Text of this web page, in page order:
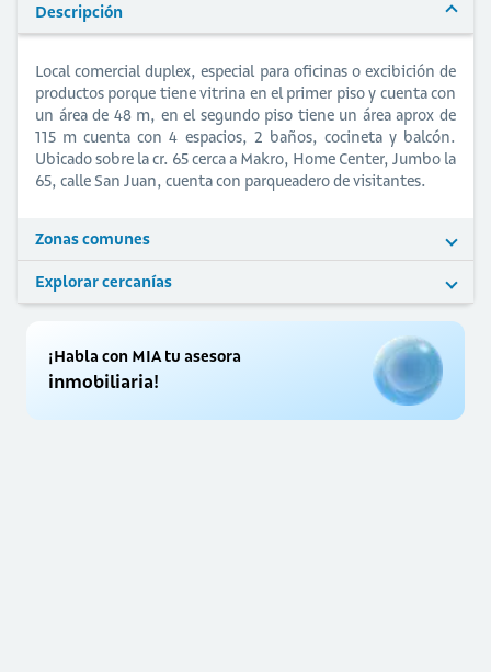
Descripción
Local comercial duplex, especial para oficinas o excibición de
productos porque tiene vitrina en el primer piso y cuenta con
un área de 48 m, en el segundo piso tiene un área aprox de
115 m cuenta con 4 espacios, 2 baños, cocineta y balcón.
Ubicado sobre la cr. 65 cerca a Makro, Home Center, Jumbo la
65, calle San Juan, cuenta con parqueadero de visitantes.
Zonas comunes
Explorar cercanías
¡Habla con MIA tu asesora
inmobiliaria!